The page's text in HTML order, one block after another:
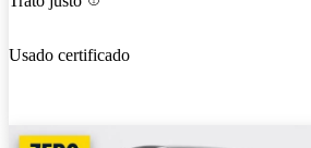
Usado certificado